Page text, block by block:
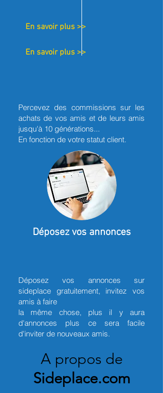
En savoir plus >>
En savoir plus >>
Percevez des commissions sur les
achats de vos amis et de leurs amis
jusqu'à 10 générations...
En fonction de votre statut client.
Déposez vos annonces
Déposez vos annonces sur
sideplace gratuitement, invitez vos
amis à faire
la même chose, plus il y aura
d'annonces plus ce sera facile
d'inviter de nouveaux amis.
A propos de
Sideplace.com